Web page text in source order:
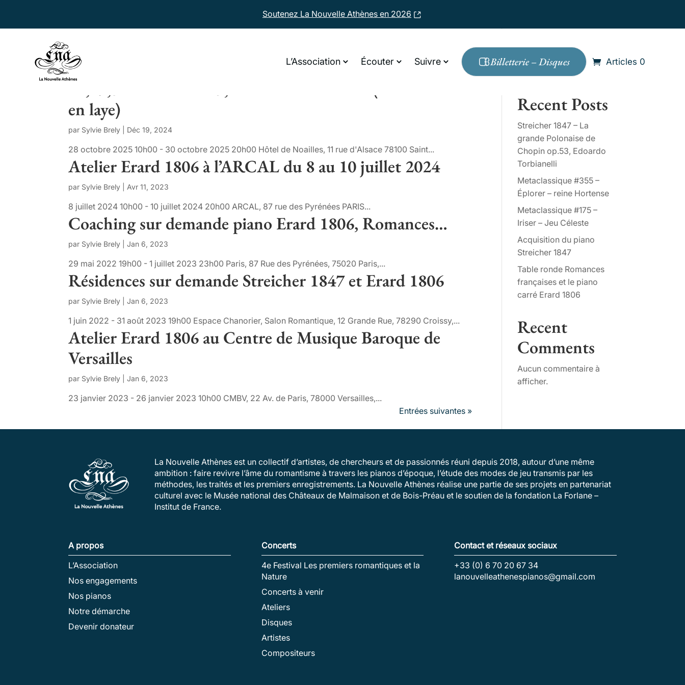
Soutenez La Nouvelle Athènes en 2026
L’Association Écouter Suivre Billetterie – Disques Articles 0
Atelier Violon (violoncelle, Flûte) et piano Erard 1806
en laye)
par Sylvie Brely Déc 19, 2024
28 octobre 2025 10h00 - 30 octobre 2025 20h00 Hôtel de Noailles, 11 rue d'Alsace 78100 Saint...
Atelier Erard 1806 à l’ARCAL du 8 au 10 juillet 2024
par Sylvie Brely Avr 11, 2023
8 juillet 2024 10h00 - 10 juillet 2024 20h00 ARCAL, 87 rue des Pyrénées PARIS...
Coaching sur demande piano Erard 1806, Romances…
par Sylvie Brely |Jan 6, 2023
29 mai 2022 19h00 - 1 juillet 2023 23h00 Paris, 87 Rue des Pyrénées, 75020 Paris,...
Résidences sur demande Streicher 1847 et Erard 1806
par Sylvie Brely |Jan 6, 2023
1 juin 2022 - 31 août 2023 19h00 Espace Chanorier, Salon Romantique, 12 Grande Rue, 78290 Croissy,...
Atelier Erard 1806 au Centre de Musique Baroque de
Versailles
par Sylvie Brely |Jan 6, 2023
23 janvier 2023 - 26 janvier 2023 10h00 CMBV, 22 Av. de Paris, 78000 Versailles,...
Entrées suivantes »
Rechercher
Recent Posts
Streicher 1847 – La
grande Polonaise de
Chopin op.53, Edoardo
Torbianelli
Metaclassique #355 –
Éplorer – reine Hortense
Metaclassique #175 –
Iriser – Jeu Céleste
Acquisition du piano
Streicher 1847
Table ronde Romances
françaises et le piano
carré Erard 1806
Recent
Comments
Aucun commentaire à
afficher.
La Nouvelle Athènes est un collectif d’artistes, de chercheurs et de passionnés réuni depuis 2018, autour d’une même
ambition : faire revivre l’âme du romantisme à travers les pianos d’époque, l’étude des modes de jeu transmis par les
méthodes, les traités et les premiers enregistrements. La Nouvelle Athènes réalise une partie de ses projets en partenariat
culturel avec le Musée national des Châteaux de Malmaison et de Bois-Préau et le soutien de la fondation La Forlane –
Institut de France.
A propos
L’Association
Nos engagements
Nos pianos
Notre démarche
Devenir donateur
Concerts
4e Festival Les premiers romantiques et la
Nature
Concerts à venir
Ateliers
Disques
Artistes
Compositeurs
Contact et réseaux sociaux
+33 (0) 6 70 20 67 34
lanouvelleathenespianos@gmail.com